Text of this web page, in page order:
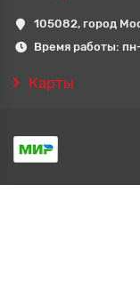
105082, город
Время работы:
Карты